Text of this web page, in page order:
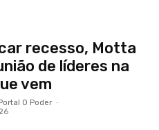
recesso, Motta
de líderes na
vem
O Poder -